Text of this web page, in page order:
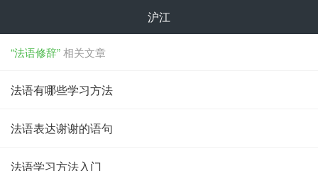
沪江
“法语修辞”相关文章
法语有哪些学习方法
法语表达谢谢的语句
法语学习方法入门